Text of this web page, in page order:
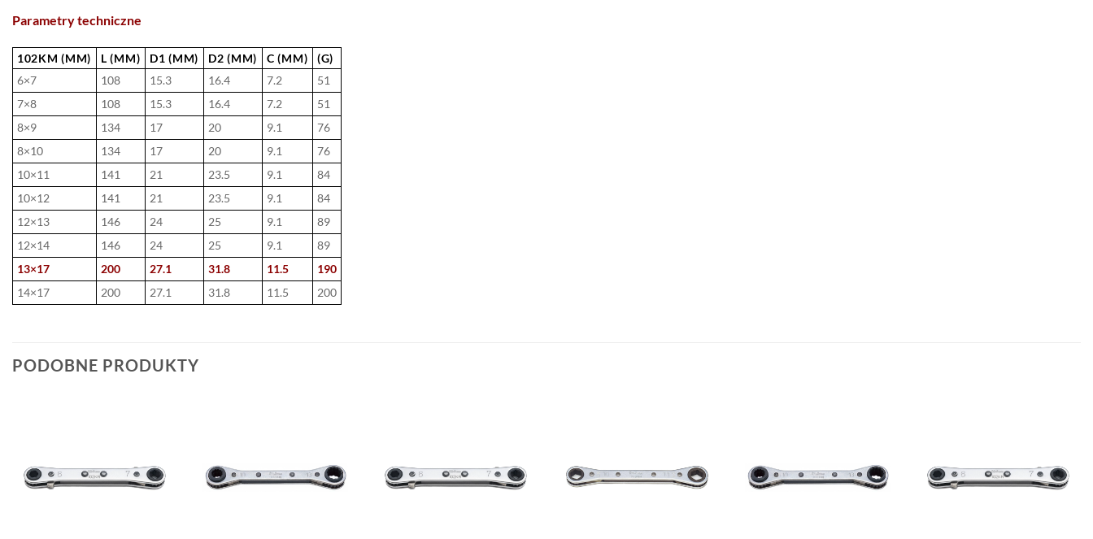
Parametry techniczne
102KM (MM) L (MM) D1 (MM) D2 (MM) C (MM)
(G)
6×7
108 15.3 16.4 7.2
51
7×8
108 15.3 16.4 7.2
51
8×9
134 17 20 9.1
76
8×10
134 17 20 9.1
76
10×11
141 21 23.5 9.1
84
10×12
141 21 23.5 9.1
84
12×13
146 24 25 9.1
89
12×14
146 24 25 9.1
89
13×17
200 27.1 31.8 11.5
190
14×17
200 27.1 31.8 11.5 200
PODOBNE PRODUKTY